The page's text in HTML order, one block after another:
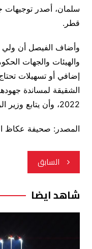
سلمان، أصدر
قطر.
وأضاف الفيصل أن ولي
والهيئات والجهات
إضافي أو تسهيلات
الشقيقة لمساندة
2022، وأن يتابع وزير الرياضة ذلك ويرفع إليه أولا بأول”.
المصدر: صحيفة عكاظ
تصفّح
المقالات
السابق
شاهد ايضا